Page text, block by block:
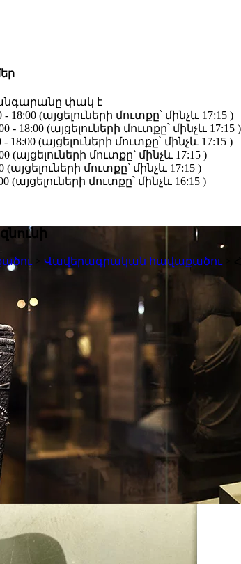
փակ է
- 18:00 (այցելուների մուտքը՝ մինչև 17:15 )
- 18:00 (այցելուների մուտքը՝ մինչև 17:15 )
- 18:00 (այցելուների մուտքը՝ մինչև 17:15 )
(այցելուների մուտքը՝ մինչև 17:15 )
(այցելուների մուտքը՝ մինչև 17:15 )
(այցելուների մուտքը՝ մինչև 16:15 )
Վավերագրական հավաքածու